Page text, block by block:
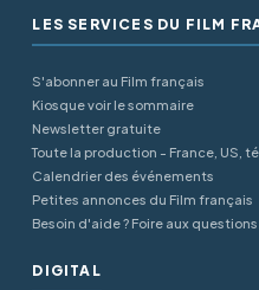
LES SERVICES DU FILM
S'abonner au Film français
Kiosque voir le sommaire
Newsletter gratuite
Toute la production - France, US,
Calendrier des événements
Petites annonces du Film français
Besoin d'aide ? Foire aux questions
DIGITAL